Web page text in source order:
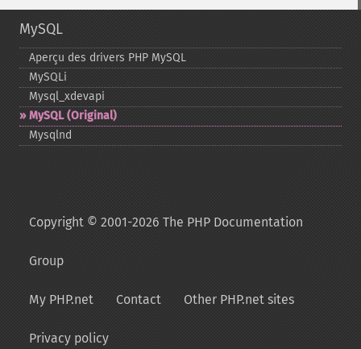
MySQL
Aperçu des drivers PHP MySQL
MySQLi
Mysql_​xdevapi
MySQL (Original)
Mysqlnd
Copyright © 2001-2026 The PHP Documentation
Group
My PHP.net Contact Other PHP.net sites
Privacy policy